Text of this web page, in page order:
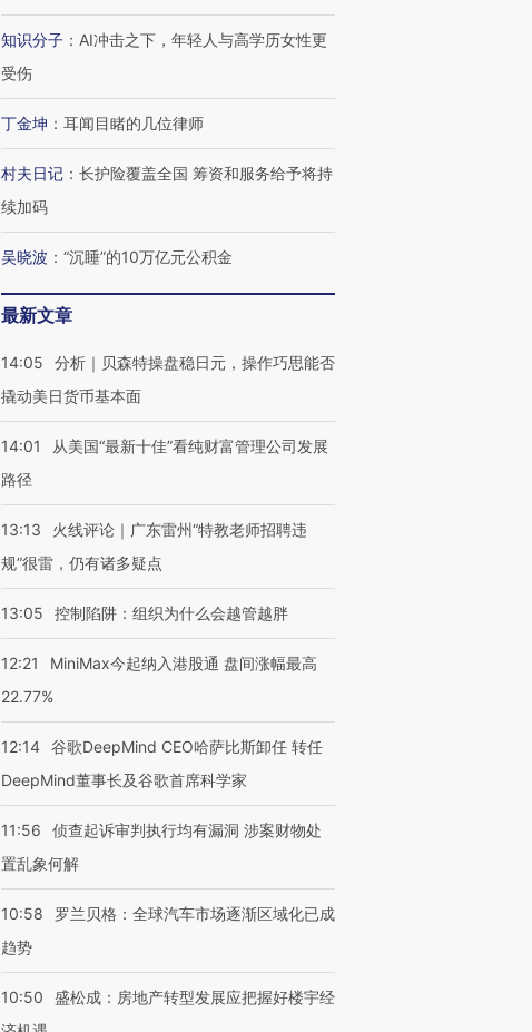
知识分子 ： AI冲击之下，年轻人与高学历女性更
受伤
丁金坤 ： 耳闻目睹的几位律师
村夫日记 ： 长护险覆盖全国 筹资和服务给予将持
续加码
吴晓波 ： “沉睡”的10万亿元公积金
最新文章
14:05
分析｜贝森特操盘稳日元，操作巧思能否
撬动美日货币基本面
14:01
从美国“最新十佳”看纯财富管理公司发展
路径
13:13
火线评论｜广东雷州“特教老师招聘违
规”很雷，仍有诸多疑点
13:05 控制陷阱：组织为什么会越管越胖
12:21
MiniMax今起纳入港股通 盘间涨幅最高
22.77%
12:14 谷歌DeepMind CEO哈萨比斯卸任 转任
DeepMind董事长及谷歌首席科学家
11:56
侦查起诉审判执行均有漏洞 涉案财物处
置乱象何解
10:58
罗兰贝格：全球汽车市场逐渐区域化已成
趋势
10:50
盛松成：房地产转型发展应把握好楼宇经